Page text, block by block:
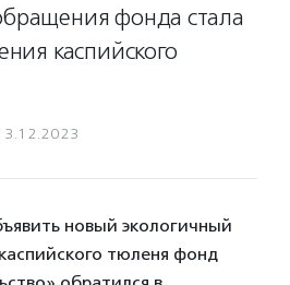
фонда стала
каспийского
новый экологичный
тюленя фонд